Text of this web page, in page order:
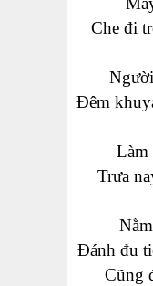
Che đi
Đêm
Làm
Trưa
Đánh đu
Cũng